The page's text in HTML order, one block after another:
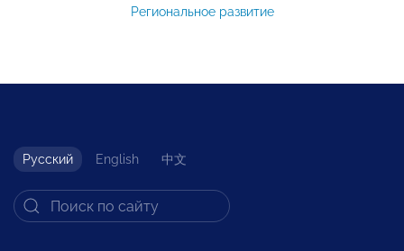
Региональное развитие
Русский English 中文